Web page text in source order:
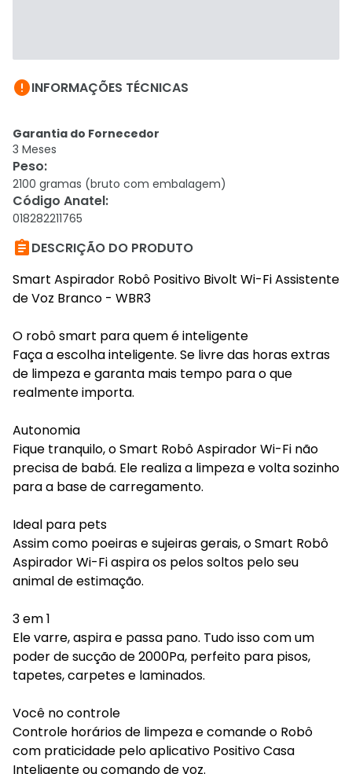
INFORMAÇÕES TÉCNICAS
Garantia do Fornecedor
3 Meses
Peso:
2100 gramas (bruto com embalagem)
Código Anatel:
018282211765
DESCRIÇÃO DO PRODUTO
Smart Aspirador Robô Positivo Bivolt Wi-Fi Assistente
de Voz Branco - WBR3
O robô smart para quem é inteligente
Faça a escolha inteligente. Se livre das horas extras
de limpeza e garanta mais tempo para o que
realmente importa.
Autonomia
Fique tranquilo, o Smart Robô Aspirador Wi-Fi não
precisa de babá. Ele realiza a limpeza e volta sozinho
para a base de carregamento.
Ideal para pets
Assim como poeiras e sujeiras gerais, o Smart Robô
Aspirador Wi-Fi aspira os pelos soltos pelo seu
animal de estimação.
3 em 1
Ele varre, aspira e passa pano. Tudo isso com um
poder de sucção de 2000Pa, perfeito para pisos,
tapetes, carpetes e laminados.
Você no controle
Controle horários de limpeza e comande o Robô
com praticidade pelo aplicativo Positivo Casa
Inteligente ou comando de voz.